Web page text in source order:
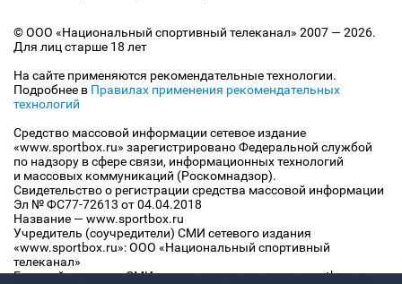
© ООО «Национальный спортивный телеканал» 2007 — 2026.
Для лиц старше 18 лет
На сайте применяются рекомендательные технологии.
Подробнее в Правилах применения рекомендательных
технологий
Средство массовой информации сетевое издание
«www.sportbox.ru» зарегистрировано Федеральной службой
по надзору в сфере связи, информационных технологий
и массовых коммуникаций (Роскомнадзор).
Свидетельство о регистрации средства массовой информации
Эл № ФС77-72613 от 04.04.2018
Название — www.sportbox.ru
Учредитель (соучредители) СМИ сетевого издания
«www.sportbox.ru»: ООО «Национальный спортивный
телеканал»
Главный редактор СМИ сетевого издания «www.sportbox.ru»: